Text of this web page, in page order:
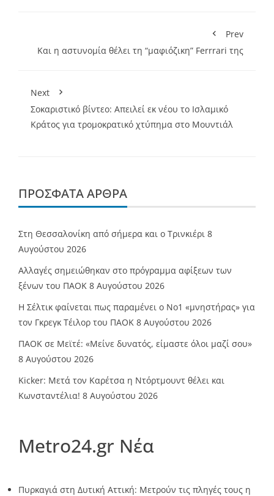
Prev
Και η αστυνομία θέλει τη “μαφιόζικη” Ferrrari της
Next
Σοκαριστικό βίντεο: Απειλεί εκ νέου το Ισλαμικό
Κράτος για τρομοκρατικό χτύπημα στο Μουντιάλ
ΠΡΌΣΦΑΤΑ ΆΡΘΡΑ
Στη Θεσσαλονίκη από σήμερα και ο Τρινκιέρι 8
Αυγούστου 2026
Αλλαγές σημειώθηκαν στο πρόγραμμα αφίξεων των
ξένων του ΠΑΟΚ 8 Αυγούστου 2026
Η Σέλτικ φαίνεται πως παραμένει ο Νο1 «μνηστήρας» για
τον Γκρεγκ Τέιλορ του ΠΑΟΚ 8 Αυγούστου 2026
ΠΑΟΚ σε Μεϊτέ: «Μείνε δυνατός, είμαστε όλοι μαζί σου»
8 Αυγούστου 2026
Kicker: Μετά τον Καρέτσα η Ντόρτμουντ θέλει και
Κωνσταντέλια! 8 Αυγούστου 2026
Metro24.gr Νέα
Πυρκαγιά στη Δυτική Αττική: Μετρούν τις πληγές τους η